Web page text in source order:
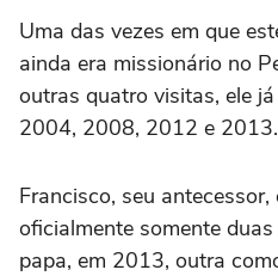
Uma das vezes em que
ainda era missionário no
outras quatro visitas, ele
2004, 2008, 2012 e 2013.
Francisco, seu
oficialmente somente
papa, em 2013, outra